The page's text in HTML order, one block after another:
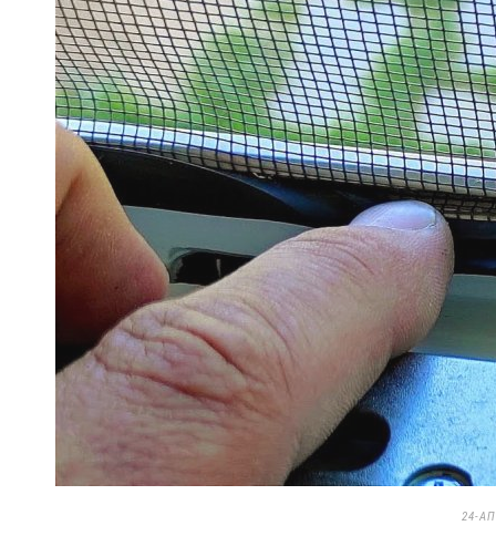
24-